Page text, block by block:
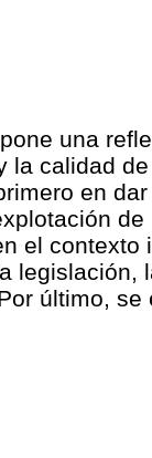
una
la calidad
en
el contexto
legislación,
último,